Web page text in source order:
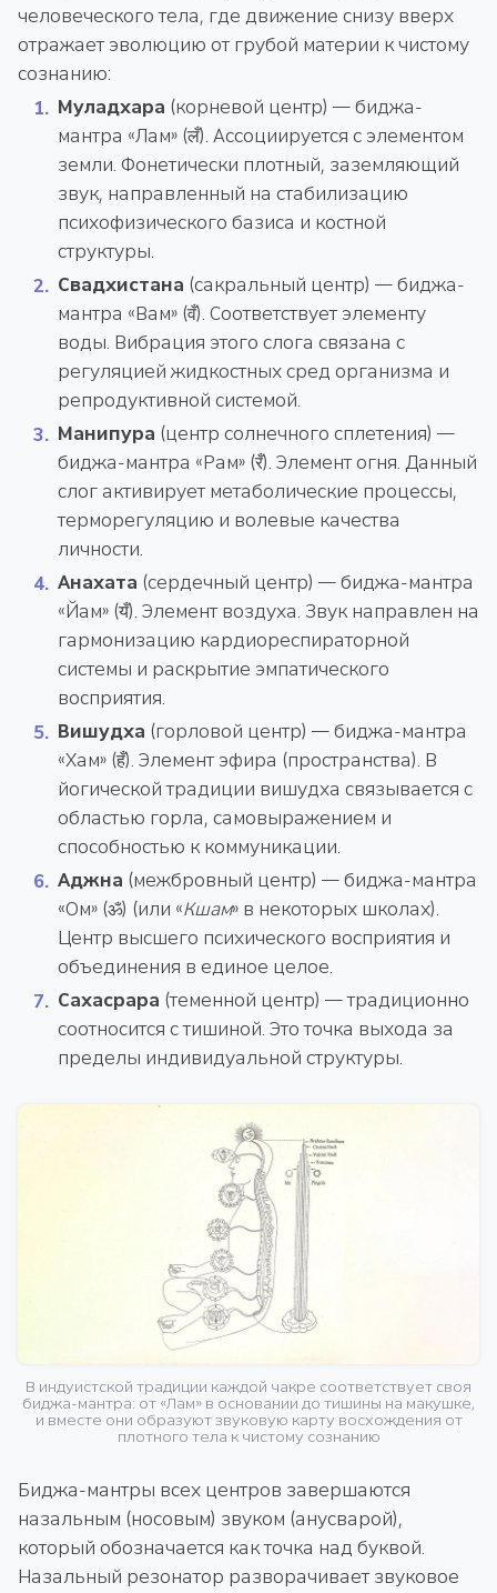
человеческого тела, где движение снизу вверх
отражает эволюцию от грубой материи к чистому
сознанию:
Муладхара (корневой центр) — биджа-
мантра «Лам» (लँ). Ассоциируется с элементом
земли. Фонетически плотный, заземляющий
звук, направленный на стабилизацию
психофизического базиса и костной
структуры.
Свадхистана (сакральный центр) — биджа-
мантра «Вам» (वँ). Соответствует элементу
воды. Вибрация этого слога связана с
регуляцией жидкостных сред организма и
репродуктивной системой.
Манипура (центр солнечного сплетения) —
биджа-мантра «Рам» (रँ). Элемент огня. Данный
слог активирует метаболические процессы,
терморегуляцию и волевые качества
личности.
Анахата (сердечный центр) — биджа-мантра
«Йам» (यँ). Элемент воздуха. Звук направлен на
гармонизацию кардиореспираторной
системы и раскрытие эмпатического
восприятия.
Вишудха (горловой центр) — биджа-мантра
«Хам» (हँ). Элемент эфира (пространства). В
йогической традиции вишудха связывается с
областью горла, самовыражением и
способностью к коммуникации.
Аджна (межбровный центр) — биджа-мантра
«Ом» (ॐ) (или «Кшам» в некоторых школах).
Центр высшего психического восприятия и
объединения в единое целое.
Сахасрара (теменной центр) — традиционно
соотносится с тишиной. Это точка выхода за
пределы индивидуальной структуры.
В индуистской традиции каждой чакре соответствует своя
биджа-мантра: от «Лам» в основании до тишины на макушке,
и вместе они образуют звуковую карту восхождения от
плотного тела к чистому сознанию
Биджа-мантры всех центров завершаются
назальным (носовым) звуком (анусварой),
который обозначается как точка над буквой.
Назальный резонатор разворачивает звуковое